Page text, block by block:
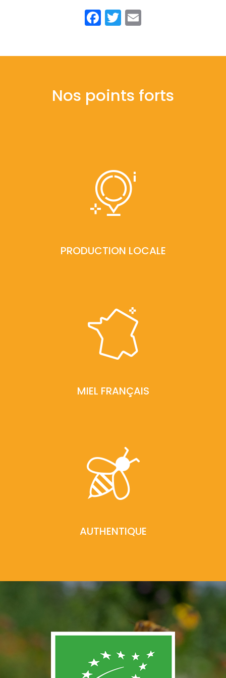
Facebook
Twitter
Nos points forts
PRODUCTION LOCALE
MIEL FRANÇAIS
AUTHENTIQUE